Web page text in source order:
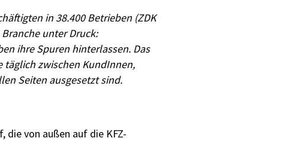
in 38.400 Betrieben (ZDK
unter Druck:
ihre Spuren hinterlassen. Das
zwischen KundInnen,
Seiten ausgesetzt sind.
die von außen auf die KFZ-